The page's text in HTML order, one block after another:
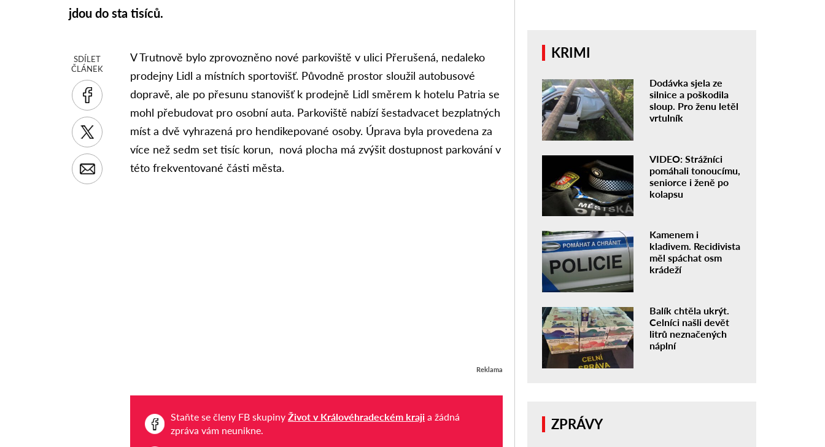
jdou do sta tisíců.
SDÍLET
ČLÁNEK
V Trutnově bylo zprovozněno nové parkoviště v ulici Přerušená, nedaleko
prodejny Lidl a místních sportovišť. Původně prostor sloužil autobusové
dopravě, ale po přesunu stanovišť k prodejně Lidl směrem k hotelu Patria se
mohl přebudovat pro osobní auta. Parkoviště nabízí šestadvacet bezplatných
míst a dvě vyhrazená pro hendikepované osoby. Úprava byla provedena za
více než sedm set tisíc korun, nová plocha má zvýšit dostupnost parkování v
této frekventované části města.
Reklama
Staňte se členy FB skupinyŽivot v Královéhradeckém kraji a žádná
zpráva vám neunikne.
KRIMI
Dodávka sjela ze
silnice a poškodila
sloup. Pro ženu letěl
vrtulník
VIDEO: Strážníci
pomáhali tonoucímu,
seniorce i ženě po
kolapsu
Kamenem i
kladivem. Recidivista
měl spáchat osm
krádeží
Balík chtěla ukrýt.
Celníci našli devět
litrů neznačených
náplní
ZPRÁVY